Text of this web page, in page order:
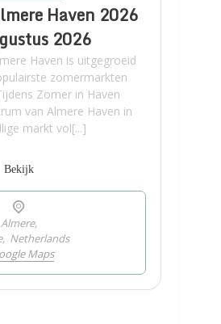
Haven 2026
2026
Haven is uitgegroeid
zomermarkten
Zomer in Haven
van Almere Haven in
markt vol[...]
Bekijk
Almere,
, Netherlands
Maps